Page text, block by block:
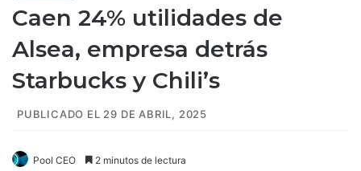
Caen 24% utilidades de
Alsea, empresa detrás
Starbucks y Chili’s
PUBLICADO EL 29 DE ABRIL, 2025
Pool CEO 2 minutos de lectura